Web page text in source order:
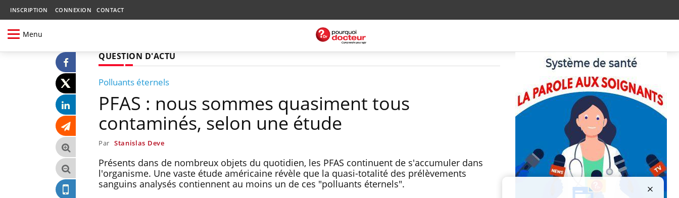
INSCRIPTION CONNEXION CONTACT
Menu
QUESTION D'ACTU
Polluants éternels
PFAS : nous sommes quasiment tous
contaminés, selon une étude
Par Stanislas Deve
Présents dans de nombreux objets du quotidien, les PFAS continuent de s'accumuler dans
l'organisme. Une vaste étude américaine révèle que la quasi-totalité des prélèvements
sanguins analysés contiennent au moins un de ces "polluants éternels".